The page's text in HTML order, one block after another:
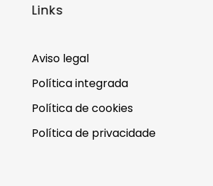
Links
Aviso legal
Política integrada
Política de cookies
Política de privacidade